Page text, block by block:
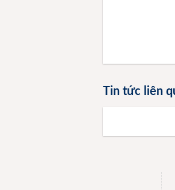
Tin tức liên